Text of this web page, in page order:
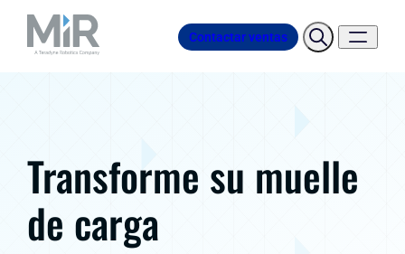
Contactar ventas
Transforme su muelle
de carga